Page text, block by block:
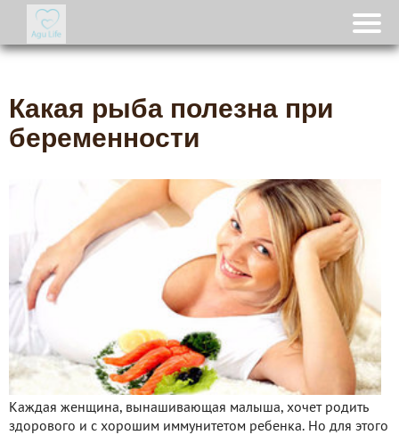
Какая рыба полезна при
беременности
Каждая женщина, вынашивающая малыша, хочет родить
здорового и с хорошим иммунитетом ребенка. Но для этого